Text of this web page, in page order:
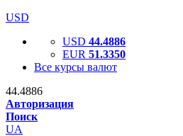
USD
USD 44.4886
EUR 51.3350
Все курсы валют
44.4886
Авторизация
Поиск
UA